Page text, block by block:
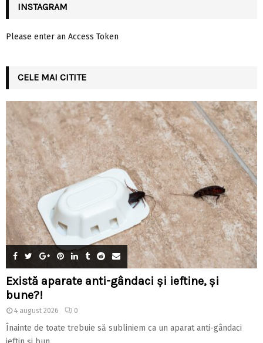
INSTAGRAM
Please enter an Access Token
CELE MAI CITITE
Există aparate anti-gândaci și ieftine, și
bune?!
4 august 2026 0
Înainte de toate trebuie să subliniem ca un aparat anti-gândaci